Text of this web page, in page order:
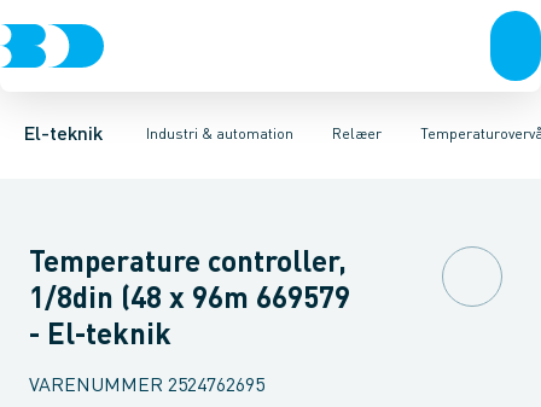
El-teknik Industri & automation
Afbrydere, stikkontakter & lampeudtagForgreningsmateriel
Relæer
Industristiksystemer Frekvensomformere og softstartere
TidsrelæTemperaturovervågningsrelæ
Temperature controller,
1/8din (48 x 96m 669579
- El-teknik
VARENUMMER 2524762695